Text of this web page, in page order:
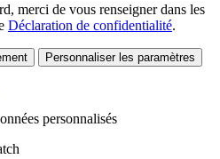
merci de vous renseigner dans les
Déclaration de confidentialité.
Personnaliser les paramètres
personnalisés